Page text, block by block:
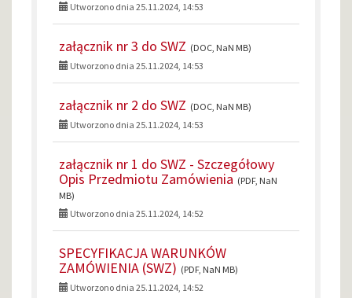
Utworzono dnia 25.11.2024, 14:53
załącznik nr 3 do SWZ (DOC, NaN MB)
Utworzono dnia 25.11.2024, 14:53
załącznik nr 2 do SWZ (DOC, NaN MB)
Utworzono dnia 25.11.2024, 14:53
załącznik nr 1 do SWZ - Szczegółowy
Opis Przedmiotu Zamówienia (PDF, NaN
MB)
Utworzono dnia 25.11.2024, 14:52
SPECYFIKACJA WARUNKÓW
ZAMÓWIENIA (SWZ) (PDF, NaN MB)
Utworzono dnia 25.11.2024, 14:52